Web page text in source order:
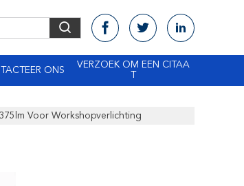
ONS
VERZOEK OM EEN CITAA
Voor Workshopverlichting